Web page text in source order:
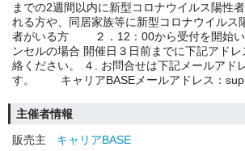
までの2週間以内に新型コロナウイルス陽性
れる方や、同居家族等に新型コロナウイルス
者がいる方 ２．12：00から受付を開始い
ンセルの場合 開催日３日前までに下記アド
絡ください。 ４. お問合せは下記メールアド
す。 キャリアBASEメールアドレス：
主催者情報
販売主
キャリアBASE